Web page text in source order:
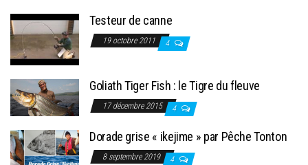
Testeur de canne
19 octobre 2011 4
Goliath Tiger Fish : le Tigre du fleuve
17 décembre 2015 4
Dorade grise « ikejime » par Pêche Tonton
8 septembre 2019 4